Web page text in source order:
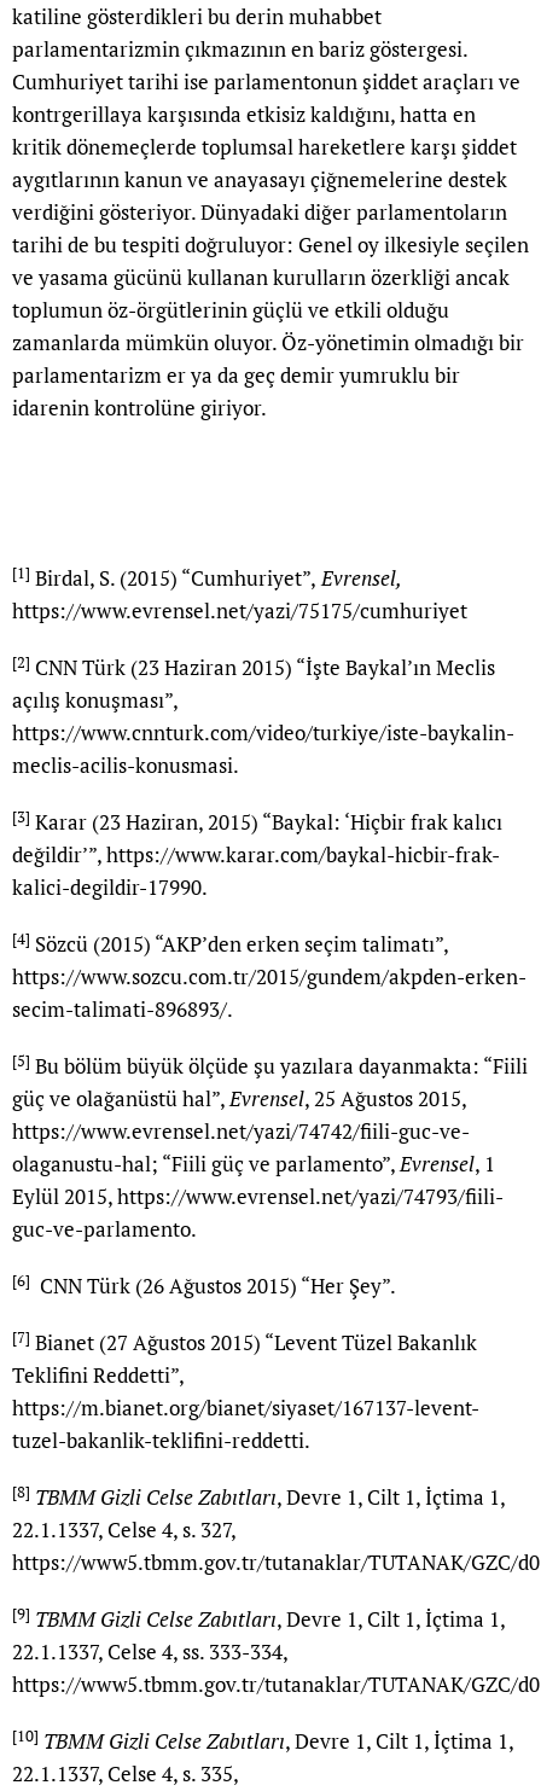
katiline gösterdikleri bu derin muhabbet
parlamentarizmin çıkmazının en bariz göstergesi.
Cumhuriyet tarihi ise parlamentonun şiddet araçları ve
kontrgerillaya karşısında etkisiz kaldığını, hatta en
kritik dönemeçlerde toplumsal hareketlere karşı şiddet
aygıtlarının kanun ve anayasayı çiğnemelerine destek
verdiğini gösteriyor. Dünyadaki diğer parlamentoların
tarihi de bu tespiti doğruluyor: Genel oy ilkesiyle seçilen
ve yasama gücünü kullanan kurulların özerkliği ancak
toplumun öz-örgütlerinin güçlü ve etkili olduğu
zamanlarda mümkün oluyor. Öz-yönetimin olmadığı bir
parlamentarizm er ya da geç demir yumruklu bir
idarenin kontrolüne giriyor.
[1] Birdal, S. (2015) “Cumhuriyet”,Evrensel,
https://www.evrensel.net/yazi/75175/cumhuriyet
[2] CNN Türk (23 Haziran 2015) “İşte Baykal’ın Meclis
açılış konuşması”,
https://www.cnnturk.com/video/turkiye/iste-baykalin-
meclis-acilis-konusmasi.
[3] Karar (23 Haziran, 2015) “Baykal: ‘Hiçbir frak kalıcı
değildir’”,https://www.karar.com/baykal-hicbir-frak-
kalici-degildir-17990.
[4] Sözcü (2015) “AKP’den erken seçim talimatı”,
https://www.sozcu.com.tr/2015/gundem/akpden-erken-
secim-talimati-896893/.
[5] Bu bölüm büyük ölçüde şu yazılara dayanmakta: “Fiili
güç ve olağanüstü hal”,Evrensel, 25 Ağustos 2015,
https://www.evrensel.net/yazi/74742/fiili-guc-ve-
olaganustu-hal; “Fiili güç ve parlamento”,Evrensel, 1
Eylül 2015,https://www.evrensel.net/yazi/74793/fiili-
guc-ve-parlamento.
[6] CNN Türk (26 Ağustos 2015) “Her Şey”.
[7] Bianet (27 Ağustos 2015) “Levent Tüzel Bakanlık
Teklifini Reddetti”,
https://m.bianet.org/bianet/siyaset/167137-levent-
tuzel-bakanlik-teklifini-reddetti.
[8] TBMM Gizli Celse Zabıtları, Devre 1, Cilt 1, İçtima 1,
22.1.1337, Celse 4, s. 327,
https://www5.tbmm.gov.tr/tutanaklar/TUTANAK/GZC/
[9] TBMM Gizli Celse Zabıtları, Devre 1, Cilt 1, İçtima 1,
22.1.1337, Celse 4, ss. 333-334,
https://www5.tbmm.gov.tr/tutanaklar/TUTANAK/GZC/
[10] TBMM Gizli Celse Zabıtları, Devre 1, Cilt 1, İçtima 1,
22.1.1337, Celse 4, s. 335,